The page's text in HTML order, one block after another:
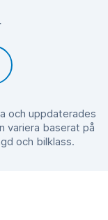
och uppdaterades
variera baserat på
och bilklass.